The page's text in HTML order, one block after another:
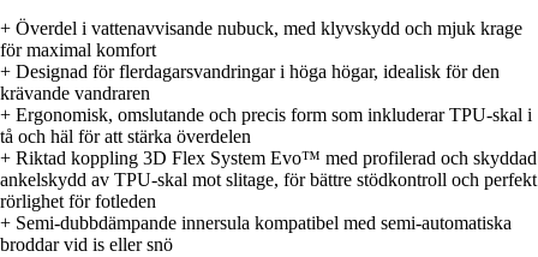
+ Överdel i vattenavvisande nubuck, med klyvskydd och mjuk krage
för maximal komfort
+ Designad för flerdagarsvandringar i höga högar, idealisk för den
krävande vandraren
+ Ergonomisk, omslutande och precis form som inkluderar TPU-skal i
tå och häl för att stärka överdelen
+ Riktad koppling 3D Flex System Evo™ med profilerad och skyddad
ankelskydd av TPU-skal mot slitage, för bättre stödkontroll och perfekt
rörlighet för fotleden
+ Semi-dubbdämpande innersula kompatibel med semi-automatiska
broddar vid is eller snö